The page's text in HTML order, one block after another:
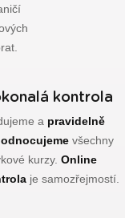
kontrola
a pravidelně
všechny
kurzy. Online
je samozřejmostí.